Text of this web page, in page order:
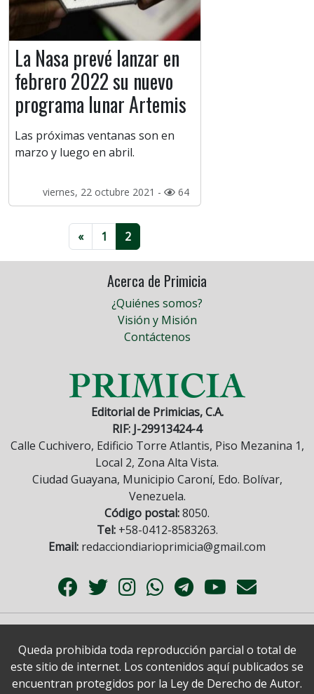
La Nasa prevé lanzar en
febrero 2022 su nuevo
programa lunar Artemis
Las próximas ventanas son en
marzo y luego en abril.
viernes, 22 octubre 2021 - 64
« 1 2
Acerca de Primicia
¿Quiénes somos?
Visión y Misión
Contáctenos
Editorial de Primicias, C.A.
RIF: J-29913424-4
Calle Cuchivero, Edificio Torre Atlantis, Piso Mezanina 1,
Local 2, Zona Alta Vista.
Ciudad Guayana, Municipio Caroní, Edo. Bolívar,
Venezuela.
Código postal:8050.
Tel:+58-0412-8583263.
Email: redacciondiarioprimicia@gmail.com
Queda prohibida toda reproducción parcial o total de
este sitio de internet. Los contenidos aquí publicados se
encuentran protegidos por la Ley de Derecho de Autor.